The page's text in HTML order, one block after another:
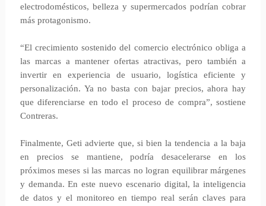
electrodomésticos, belleza y supermercados podrían cobrar
más protagonismo.
“El crecimiento sostenido del comercio electrónico obliga a
las marcas a mantener ofertas atractivas, pero también a
invertir en experiencia de usuario, logística eficiente y
personalización. Ya no basta con bajar precios, ahora hay
que diferenciarse en todo el proceso de compra”, sostiene
Contreras.
Finalmente, Geti advierte que, si bien la tendencia a la baja
en precios se mantiene, podría desacelerarse en los
próximos meses si las marcas no logran equilibrar márgenes
y demanda. En este nuevo escenario digital, la inteligencia
de datos y el monitoreo en tiempo real serán claves para